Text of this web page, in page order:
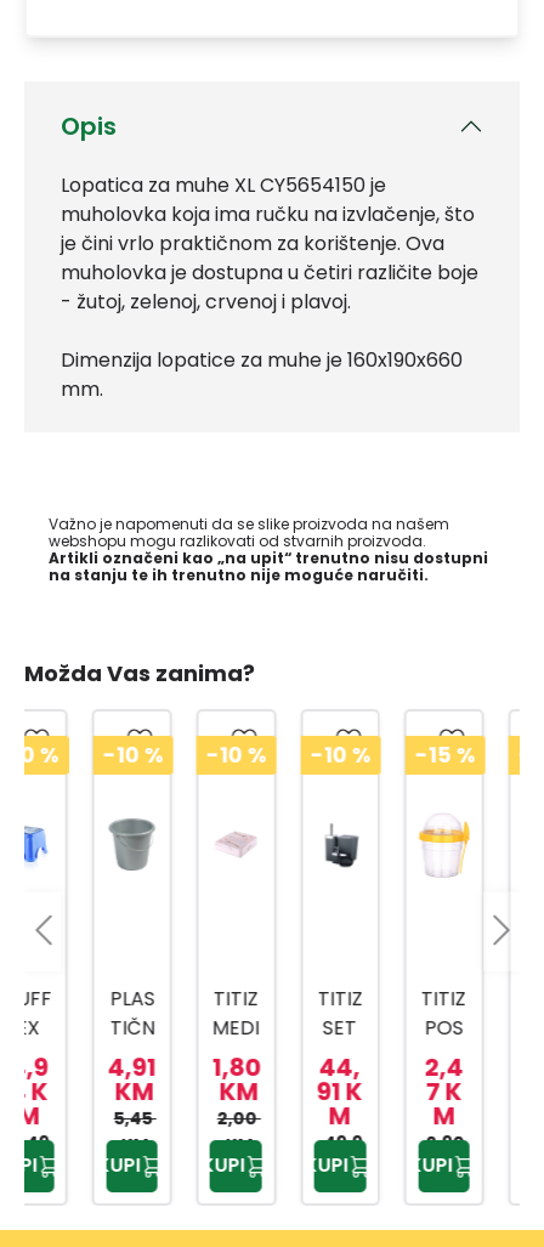
Opis
Lopatica za muhe XL CY5654150 je
muholovka koja ima ručku na izvlačenje, što
je čini vrlo praktičnom za korištenje. Ova
muholovka je dostupna u četiri različite boje
- žutoj, zelenoj, crvenoj i plavoj.
Dimenzija lopatice za muhe je 160x190x660
mm.
Važno je napomenuti da se slike proizvoda na našem
webshopu mogu razlikovati od stvarnih proizvoda.
Artikli označeni kao „na upit“ trenutno nisu dostupni
na stanju te ih trenutno nije moguće naručiti.
Možda Vas zanima?
-10
PLAS
KANT
MET
ALNO
M
DRŠK
4,91
KM
KM
KUPI
-10
TITIZ
MEDI
CINS
BOX
AP-
9159
1,80
KM
2,00
KM
KUPI
-10
TITIZ
SET
ZA
KUPA
TILO
PRIW
EX
TP-
557
44,
91 K
M
49,9
0 KM
KUPI
-15
TITIZ
HRA
NU
500
ML
2,4
7 K
2,90
KM
KUPI
-15
TITIZ
SLAD
AP-
9425
3,5
4,20
KM
KUPI